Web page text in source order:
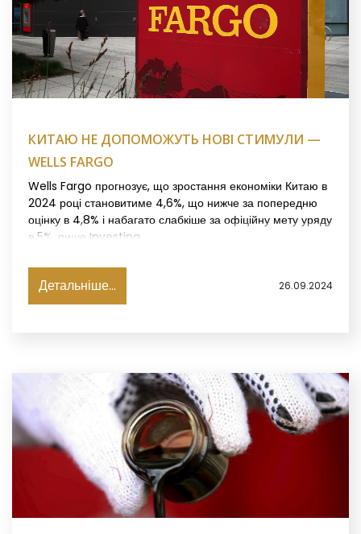
КИТАЮ НЕ ДОПОМОЖУТЬ НОВІ СТИМУЛИ —
WELLS FARGO
Wells Fargo прогнозує, що зростання економіки Китаю в
2024 році становитиме 4,6%, що нижче за попередню
оцінку в 4,8% і набагато слабкіше за офіційну мету уряду
в 5%, пише Investing.
Детальніше... 26.09.2024